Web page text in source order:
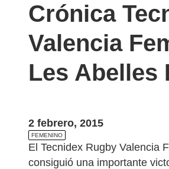
Crónica
Valencia
Les Abelles
2 febrero, 2015
FEMENINO
El Tecnidex Rugby Valencia
consiguió una importante